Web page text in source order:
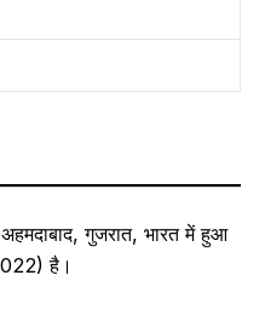
गुजरात, भारत में हुआ
है।